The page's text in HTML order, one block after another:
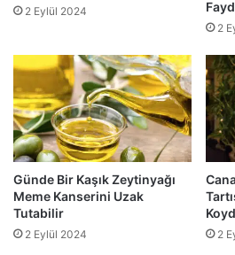
2 Eylül 2024
2
Günde Bir Kaşık Zeytinyağı
Meme Kanserini Uzak
Tutabilir
2 Eylül 2024 2